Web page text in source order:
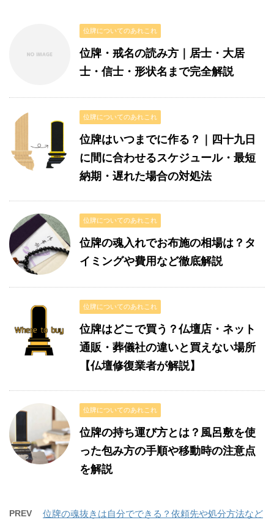
位牌についてのあれこれ
位牌・戒名の読み方｜居士・大居
士・信士・形状名まで完全解説
位牌についてのあれこれ
位牌はいつまでに作る？｜四十九日
に間に合わせるスケジュール・最短
納期・遅れた場合の対処法
位牌についてのあれこれ
位牌の魂入れでお布施の相場は？タ
イミングや費用など徹底解説
位牌についてのあれこれ
位牌はどこで買う？仏壇店・ネット
通販・葬儀社の違いと買えない場所
【仏壇修復業者が解説】
位牌についてのあれこれ
位牌の持ち運び方とは？風呂敷を使
った包み方の手順や移動時の注意点
を解説
PREV
位牌の魂抜きは自分でできる？依頼先や処分方法など